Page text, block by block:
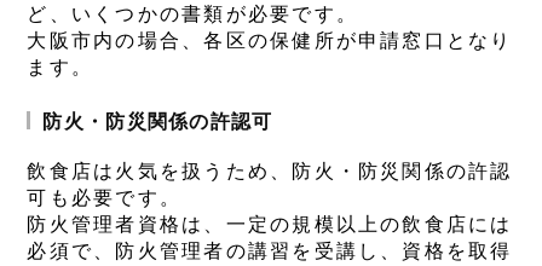
ど、いくつかの書類が必要です。
大阪市内の場合、各区の保健所が申請窓口となり
ます。
防火・防災関係の許認可
飲食店は火気を扱うため、防火・防災関係の許認
可も必要です。
防火管理者資格は、一定の規模以上の飲食店には
必須で、防火管理者の講習を受講し、資格を取得